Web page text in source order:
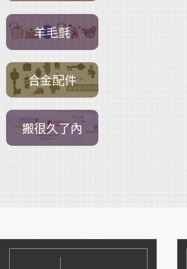
羊毛氈
合金配件
搬很久了內